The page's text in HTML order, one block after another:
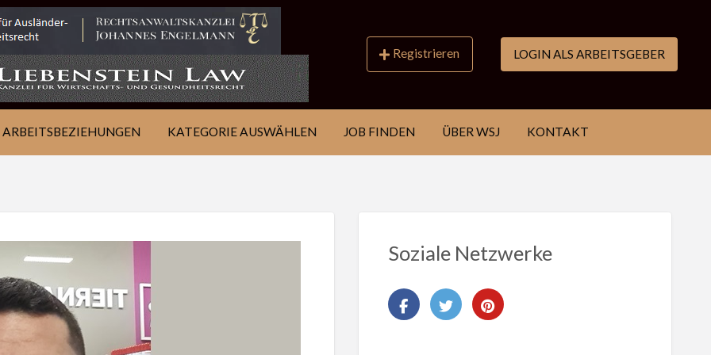
JOB
FINDEN
ÜBER
WSJ
KONTAKT
Registrieren LOGIN ALS ARBEITSGEBER
ARBEITSBEZIEHUNGEN KATEGORIE AUSWÄHLEN JOB FINDEN ÜBER WSJ KONTAKT
Soziale Netzwerke